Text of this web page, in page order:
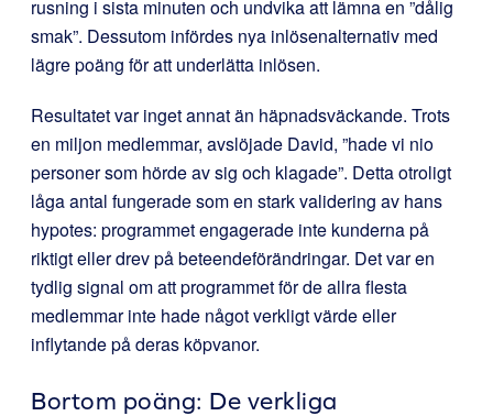
rusning i sista minuten och undvika att lämna en ”dålig
smak”. Dessutom infördes nya inlösenalternativ med
lägre poäng för att underlätta inlösen.
Resultatet var inget annat än häpnadsväckande. Trots
en miljon medlemmar, avslöjade David, ”hade vi nio
personer som hörde av sig och klagade”. Detta otroligt
låga antal fungerade som en stark validering av hans
hypotes: programmet engagerade inte kunderna på
riktigt eller drev på beteendeförändringar. Det var en
tydlig signal om att programmet för de allra flesta
medlemmar inte hade något verkligt värde eller
inflytande på deras köpvanor.
Bortom poäng: De verkliga